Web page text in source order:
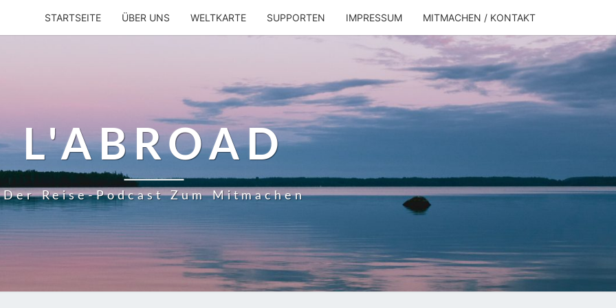
STARTSEITE ÜBER UNS WELTKARTE SUPPORTEN IMPRESSUM MITMACHEN / KONTAKT
L'ABROAD
Der Reise-Podcast Zum Mitmachen